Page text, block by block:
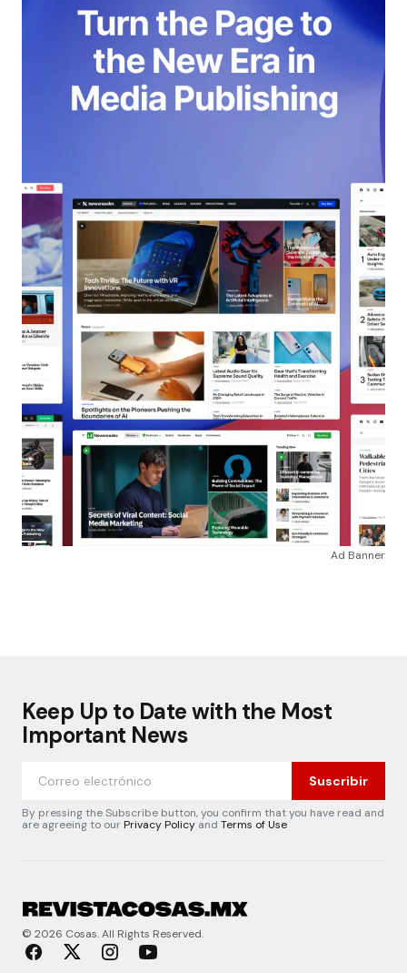
Ad Banner
Keep Up to Date with the Most
Important News
Suscribir
By pressing the Subscribe button, you confirm that you have read and
are agreeing to ourPrivacy Policy and Terms of Use
© 2026 Cosas. All Rights Reserved.